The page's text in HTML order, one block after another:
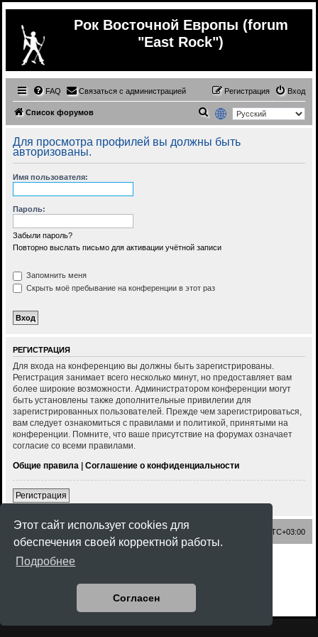
Этот сайт использует cookies для
обеспечения своей корректной работы.
Подробнее
Согласен
Рок Восточной Европы (forum
"East Rock")
FAQ Связаться с администрацией Вход
Регистрация
Список форумов
и
с
Для просмотра профилей вы должны быть
авторизованы.
Имя пользователя:
Пароль:
Забыли пароль?
Повторно выслать письмо для активации учётной записи
Запомнить меня
Скрыть моё пребывание на конференции в этот раз
РЕГИСТРАЦИЯ
Для входа на конференцию вы должны быть зарегистрированы.
Регистрация занимает всего несколько минут, но предоставляет вам
более широкие возможности. Администратором конференции могут
быть установлены также дополнительные привилегии для
зарегистрированных пользователей. Прежде чем зарегистрироваться,
вам следует ознакомиться с правилами и политикой, принятыми на
конференции. Помните, что ваше присутствие на форумах означает
согласие со всеми правилами.
Общие правила | Соглашение о конфиденциальности
Регистрация
Список форумов UTC+03:00
Создано на основе
Русская поддержка phpBB
Конфиденциальность